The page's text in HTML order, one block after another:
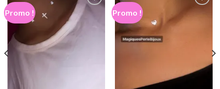
Promo !
Ajouter
Promo !
Ajouter